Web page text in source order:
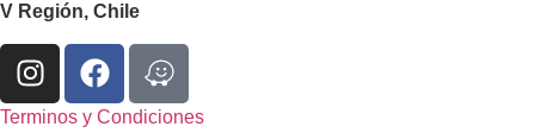
V Región, Chile
Terminos y Condiciones